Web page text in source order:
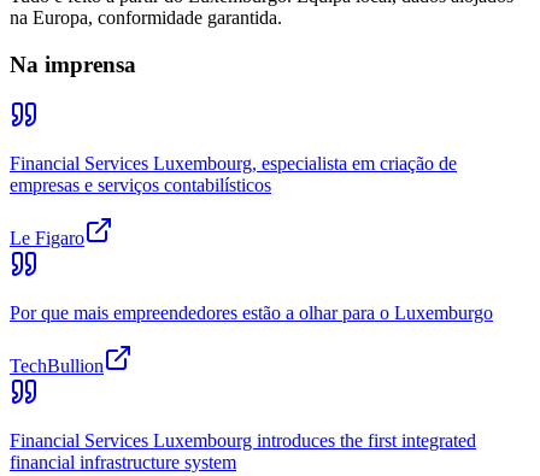
na Europa, conformidade garantida.
Na imprensa
Financial Services Luxembourg, especialista em criação de
empresas e serviços contabilísticos
Le Figaro
Por que mais empreendedores estão a olhar para o Luxemburgo
TechBullion
Financial Services Luxembourg introduces the first integrated
financial infrastructure system